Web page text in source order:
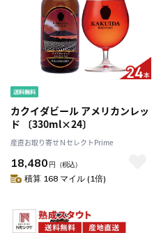
カクイダビール アメリカンレッ
ド 〔330ml×24〕
産直お取り寄せＮセレクトPrime
18,480 円 （税込）
積算 168 マイル (1倍)